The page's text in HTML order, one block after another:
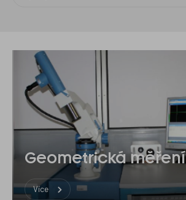
Metrologie
optických
komponent
Geometrická měření
Více